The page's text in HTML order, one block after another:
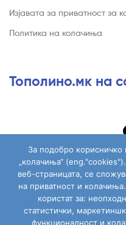
Изјавата за приватност за
Политика на колачиња
Тополино.мк на
За подобро корисничко
„колачиња“
веб-страницата, се
на приватност и
користат за:
статистички,
функционалност и